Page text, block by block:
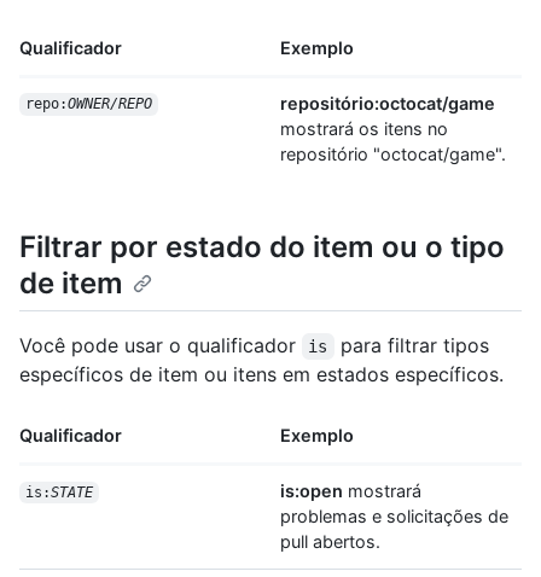
Qualificador Exemplo
repo:OWNER/REPO
repositório:octocat/game
mostrará os itens no
repositório "octocat/game".
Filtrar por estado do item ou o tipo
de item
Você pode usar o qualificador is
para filtrar tipos
específicos de item ou itens em estados específicos.
Qualificador Exemplo
is:STATE is:open mostrará
problemas e solicitações de
pull abertos.